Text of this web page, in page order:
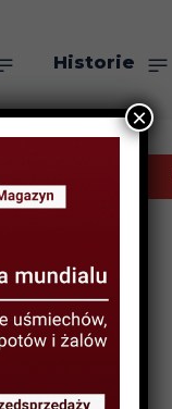
Historie
×